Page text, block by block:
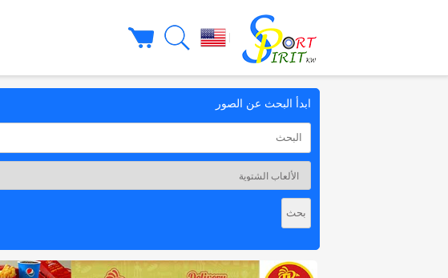
|
ابدأ البحث عن الصور